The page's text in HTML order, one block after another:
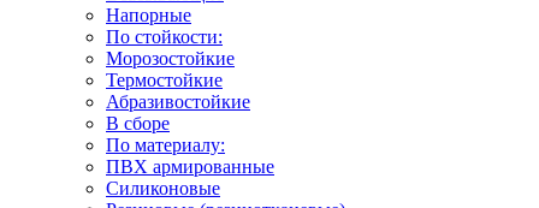
Напорные
По стойкости:
Морозостойкие
Термостойкие
Абразивостойкие
В сборе
По материалу:
ПВХ армированные
Силиконовые